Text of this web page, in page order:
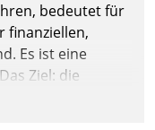
bedeutet für
finanziellen,
Es ist eine
Ziel: die
Damit
Grundregeln